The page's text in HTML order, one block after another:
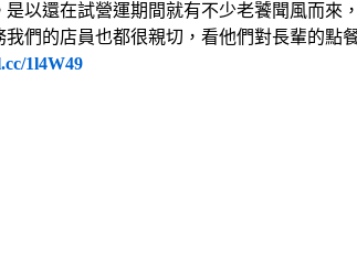
以還在試營運期間就有不少老饕聞風而
們的店員也都很親切，看他們對長輩的
1l4W49